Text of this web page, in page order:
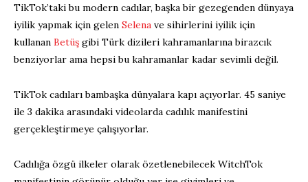
TikTok’taki bu modern cadılar, başka bir gezegenden dünyaya
iyilik yapmak için gelen Selena ve sihirlerini iyilik için
kullanan Betüş gibi Türk dizileri kahramanlarına birazcık
benziyorlar ama hepsi bu kahramanlar kadar sevimli değil.
TikTok cadıları bambaşka dünyalara kapı açıyorlar. 45 saniye
ile 3 dakika arasındaki videolarda cadılık manifestini
gerçekleştirmeye çalışıyorlar.
Cadılığa özgü ilkeler olarak özetlenebilecek WitchTok